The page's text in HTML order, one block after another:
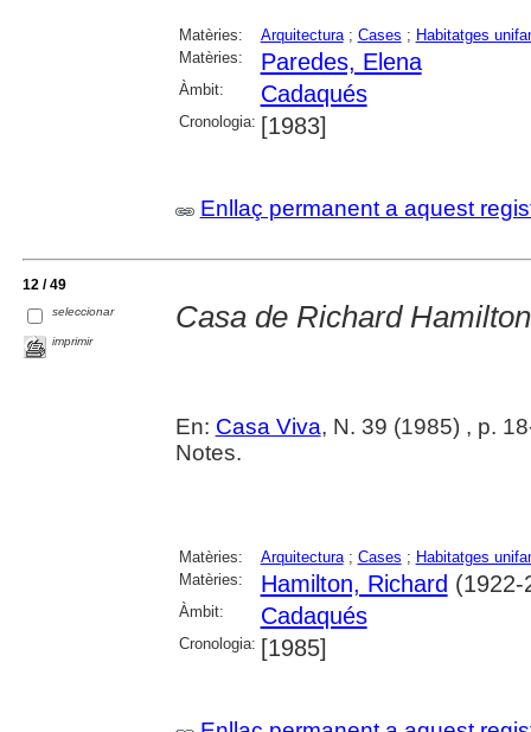
Matèries: Arquitectura; Cases ; Habitatges
Matèries:
Paredes, Elena
Àmbit: Cadaqués
Cronologia: [1983]
Enllaç permanent a aquest
12 / 49
seleccionar
imprimir
Casa de Richard
En: Casa Viva, N. 39 (1985) , p.
Notes.
Matèries: Arquitectura; Cases ; Habitatges
Matèries:
Hamilton, Richard (1922-
Àmbit: Cadaqués
Cronologia: [1985]